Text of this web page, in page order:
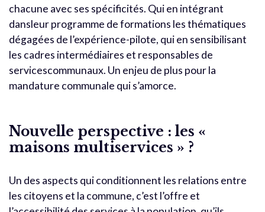
chacune avec ses spécificités. Qui en intégrant
dansleur programme de formations les thématiques
dégagées de l’expérience-pilote, qui en sensibilisant
les cadres intermédiaires et responsables de
servicescommunaux. Un enjeu de plus pour la
mandature communale qui s’amorce.
Nouvelle perspective : les «
maisons multiservices » ?
Un des aspects qui conditionnent les relations entre
les citoyens et la commune, c’est l’offre et